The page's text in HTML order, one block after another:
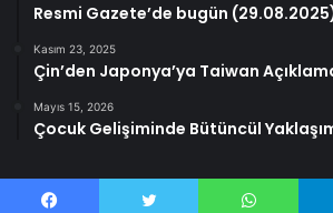
Resmi Gazete’de bugün
Kasım 23, 2025
Çin’den Japonya’ya Taiwan
Mayıs 15, 2026
Çocuk Gelişiminde Bütüncül